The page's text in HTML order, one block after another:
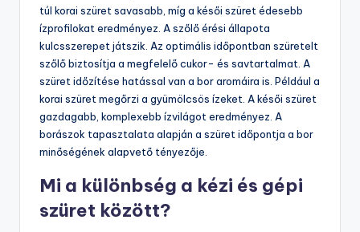
túl korai szüret savasabb, míg a késői szüret édesebb
ízprofilokat eredményez. A szőlő érési állapota
kulcsszerepet játszik. Az optimális időpontban szüretelt
szőlő biztosítja a megfelelő cukor- és savtartalmat. A
szüret időzítése hatással van a bor aromáira is. Például a
korai szüret megőrzi a gyümölcsös ízeket. A késői szüret
gazdagabb, komplexebb ízvilágot eredményez. A
borászok tapasztalata alapján a szüret időpontja a bor
minőségének alapvető tényezője.
Mi a különbség a kézi és gépi
szüret között?